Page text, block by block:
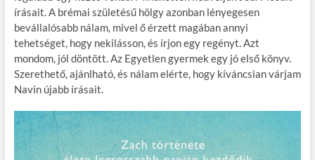
b
o
o
k
er
bl
r
es
t
m
e
g
írásait. A brémai születésű hölgy azonban lényegesen
bevállalósabb nálam, mivel ő érzett magában annyi
tehetséget, hogy nekilásson, és írjon egy regényt. Azt
mondom, jól döntött. Az Egyetlen gyermek egy jó első könyv.
Szerethető, ajánlható, és nálam elérte, hogy kíváncsian várjam
Navin újabb írásait.